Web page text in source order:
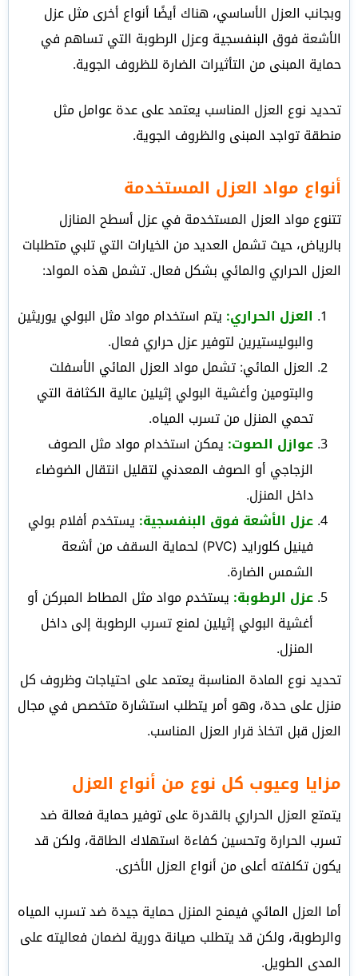
وبجانب العزل الأساسي، هناك أيضًا أنواع أخرى مثل عزل
الأشعة فوق البنفسجية وعزل الرطوبة التي تساهم في
حماية المبنى من التأثيرات الضارة للظروف الجوية.
تحديد نوع العزل المناسب يعتمد على عدة عوامل مثل
منطقة تواجد المبنى والظروف الجوية.
أنواع مواد العزل المستخدمة
تتنوع مواد العزل المستخدمة في عزل أسطح المنازل
بالرياض، حيث تشمل العديد من الخيارات التي تلبي متطلبات
العزل الحراري والمائي بشكل فعال. تشمل هذه المواد:
العزل الحراري: يتم استخدام مواد مثل البولي يوريثين
والبوليستيرين لتوفير عزل حراري فعال.
العزل المائي: تشمل مواد العزل المائي الأسفلت
والبتومين وأغشية البولي إثيلين عالية الكثافة التي
تحمي المنزل من تسرب المياه.
عوازل الصوت: يمكن استخدام مواد مثل الصوف
الزجاجي أو الصوف المعدني لتقليل انتقال الضوضاء
داخل المنزل.
عزل الأشعة فوق البنفسجية: يستخدم أفلام بولي
فينيل كلورايد (PVC) لحماية السقف من أشعة
الشمس الضارة.
عزل الرطوبة: يستخدم مواد مثل المطاط المبركن أو
أغشية البولي إثيلين لمنع تسرب الرطوبة إلى داخل
المنزل.
تحديد نوع المادة المناسبة يعتمد على احتياجات وظروف كل
منزل على حدة، وهو أمر يتطلب استشارة متخصص في مجال
العزل قبل اتخاذ قرار العزل المناسب.
مزايا وعيوب كل نوع من أنواع العزل
يتمتع العزل الحراري بالقدرة على توفير حماية فعالة ضد
تسرب الحرارة وتحسين كفاءة استهلاك الطاقة، ولكن قد
يكون تكلفته أعلى من أنواع العزل الأخرى.
أما العزل المائي فيمنح المنزل حماية جيدة ضد تسرب المياه
والرطوبة، ولكن قد يتطلب صيانة دورية لضمان فعاليته على
المدى الطويل.